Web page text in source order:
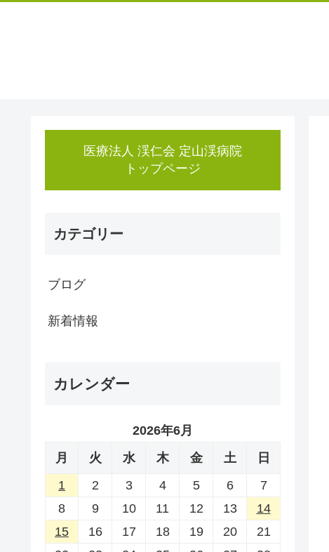
医療法人 渓仁会 定山渓病院
トップページ
カテゴリー
ブログ
新着情報
カレンダー
2026年6月
月
火 水 木 金 土
日
1
2 3 4 5 6
7
8
9 10 11 12 13
14
15
16 17 18 19 20
21